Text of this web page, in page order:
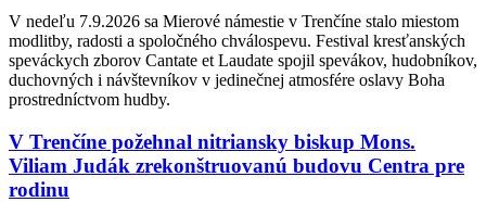
V nedeľu 7.9.2026 sa Mierové námestie v Trenčíne stalo miestom
modlitby, radosti a spoločného chválospevu. Festival kresťanských
speváckych zborov Cantate et Laudate spojil spevákov, hudobníkov,
duchovných i návštevníkov v jedinečnej atmosfére oslavy Boha
prostredníctvom hudby.
V Trenčíne požehnal nitriansky biskup Mons.
Viliam Judák zrekonštruovanú budovu Centra pre
rodinu